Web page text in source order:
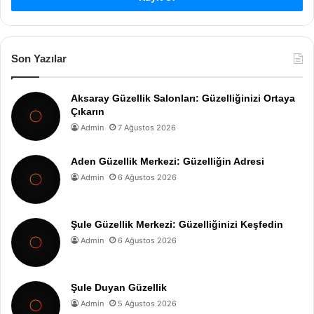
Son Yazılar
Aksaray Güzellik Salonları: Güzelliğinizi Ortaya
Çıkarın
Admin 7 Ağustos 2026
Aden Güzellik Merkezi: Güzelliğin Adresi
Admin 6 Ağustos 2026
Şule Güzellik Merkezi: Güzelliğinizi Keşfedin
Admin 6 Ağustos 2026
Şule Duyan Güzellik
Admin 5 Ağustos 2026